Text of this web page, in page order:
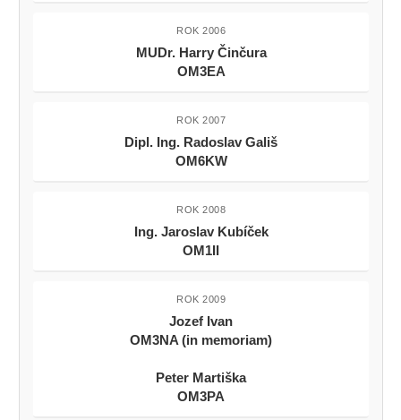
ROK 2006
MUDr. Harry Činčura
OM3EA
ROK 2007
Dipl. Ing. Radoslav Gališ
OM6KW
ROK 2008
Ing. Jaroslav Kubíček
OM1II
ROK 2009
Jozef Ivan
OM3NA (in memoriam)
Peter Martiška
OM3PA